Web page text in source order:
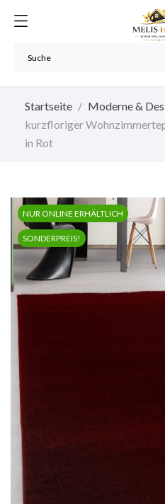
Startseite Moderne &
kurzfloriger
in Rot
NUR ONLINE ERHÄLTLICH
SONDERPREIS!